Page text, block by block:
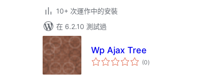
10+ 次運作中的安裝
在 6.2.10 測試過
Wp Ajax Tree
(0總
評)